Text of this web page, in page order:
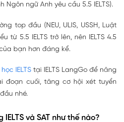
Ngôn ngữ Anh yêu cầu 5.5 IELTS).
top đầu (NEU, ULIS, USSH, Luật
từ 5.5 IELTS trở lên, nên IELTS 4.5
bạn hơn đáng kể.
IELTStại IELTS LangGo để nâng
đoạn cuối, tăng cơ hội xét tuyển
nhé.
và SAT như thế nào?